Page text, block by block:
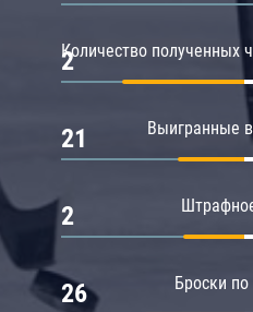
Количество полученных
2
Выигранные
21
2
Броски
26